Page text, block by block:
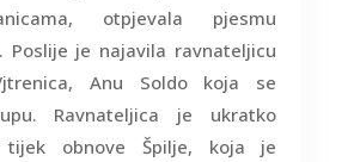
otpjevala pjesmu
Poslije je najavila ravnateljicu
Anu Soldo koja se
Ravnateljica je ukratko
tijek obnove Špilje, koja je